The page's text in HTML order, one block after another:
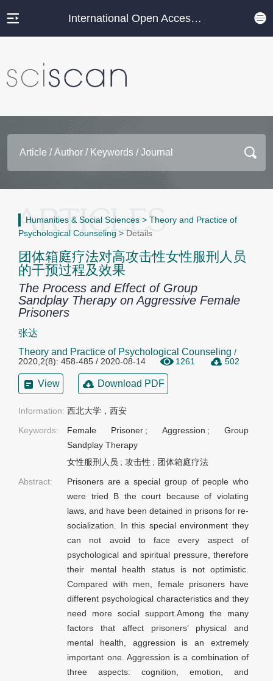
International Open Access Journal Platform
Humanities & Social Sciences > Theory and Practice of
Psychological Counseling > Details
团体箱庭疗法对高攻击性女性服刑人员
的干预过程及效果
The Process and Effect of Group
Sandplay Therapy on Aggressive Female
Prisoners
张达
Theory and Practice of Psychological Counseling /
2020,2(8): 458-485 / 2020-08-14
1261 502
View Download PDF
Information: 西北大学，西安
Keywords:
Female Prisoner ; Aggression ; Group
Sandplay Therapy
女性服刑人员 ; 攻击性 ; 团体箱庭疗法
Abstract:
Prisoners are a special group of people who
were tried B the court because of violating
laws, and have been detained in prisons for re-
socialization. In this special environment they
can not avoid to face every aspect of
psychological and spiritual pressure, therefore
their mental health status is not optimistic.
Compared with men, female prisoners have
different psychological characteristics and they
need more social support.Among the many
factors that affect prisoners’ physical and
mental health, aggression is an extremely
important one. Aggression is a combination of
three aspects: cognition, emotion, and